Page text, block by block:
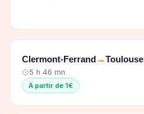
Clermont-Ferrand→Toulouse
5 h 46 mn
À partir de 1€